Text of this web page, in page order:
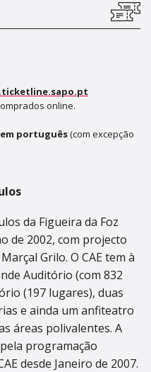
online.
em português(com excepção
da Figueira da Foz
de 2002, com projecto
Grilo. O CAE tem à
Auditório (com 832
(197 lugares), duas
e ainda um anfiteatro
áreas polivalentes. A
programação
desde Janeiro de 2007.